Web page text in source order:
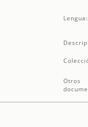
Lengua:
Otros